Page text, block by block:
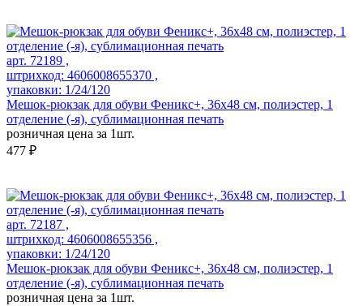
арт. 72189 ,
штрихкод: 4606008655370 ,
упаковки: 1/24/120
Мешок-рюкзак для обуви Феникс+, 36х48 см, полиэстер, 1
отделение (-я), сублимационная печать
розничная цена за 1шт.
477 ₽
арт. 72187 ,
штрихкод: 4606008655356 ,
упаковки: 1/24/120
Мешок-рюкзак для обуви Феникс+, 36х48 см, полиэстер, 1
отделение (-я), сублимационная печать
розничная цена за 1шт.